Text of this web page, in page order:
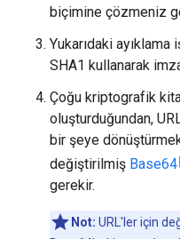
biçimine çözmeniz
Yukarıdaki
SHA1 kullanarak
Çoğu kriptografik
oluşturduğundan,
bir şeye
değiştirilmiş Base64
gerekir.
Not: URL'ler için